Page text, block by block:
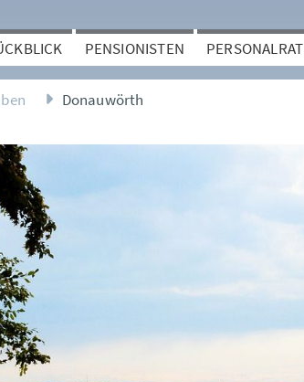
PENSIONISTEN PERSONALRAT
Donauwörth